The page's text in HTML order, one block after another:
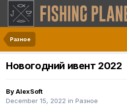
Разное
Новогодний ивент 2022
ByAlexSoft
December 15, 2022 in Разное